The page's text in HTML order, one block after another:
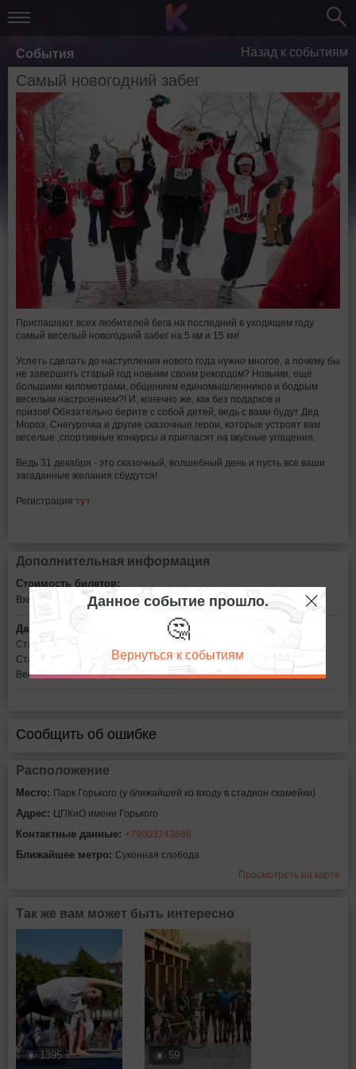
События Назад к событиям
Самый новогодний забег
Приглашают всех любителей бега на последний в уходящем году
самый веселый новогодний забег на 5 км и 15 км!
Успеть сделать до наступления нового года нужно многое, а почему бы
не завершить старый год новыми своим рекордом? Новыми, ещё
большими километрами, общением единомышленников и бодрым
веселым настроением?! И, конечно же, как без подарков и
призов! Обязательно берите с собой детей, ведь с вами будут Дед
Мороз, Снегурочка и другие сказочные герои, которые устроят вам
веселые ,спортивные конкурсы и пригласят на вкусные угощения.
Ведь 31 декабря - это сказочный, волшебный день и пусть все ваши
загаданные желания сбудутся!
Регистрация тут
Дополнительная информация
Стоимость билетов:
Вход свободный
Дата:
Старт на 15 км — 8.00
Старт на 5 км — 9.00
Весь праздник с 8.00 до 11.00
Сообщить об ошибке
Расположение
Место: Парк Горького (у ближайшей ко входу в стадион скамейки)
Адрес: ЦПКиО имени Горького
Контактные данные: +79003243686
Ближайшее метро: Суконная слобода
Просмотреть на карте
Так же вам может быть интересно
1395 59
Данное событие прошло.
🤔
Вернуться к событиям